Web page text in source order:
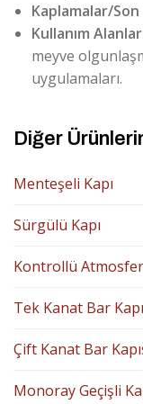
Diğer
Menteşeli Kapı
Sürgülü Kapı
Kontrollü
Tek Kanat Bar
Çift Kanat Bar
Monoray Geçişli
Kaplamalar/
Kullanım
meyve
uygulamaları.